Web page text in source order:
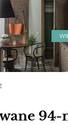
94-